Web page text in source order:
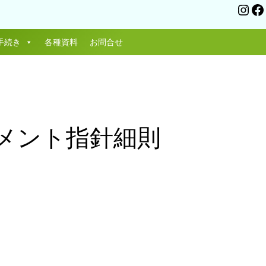
続き 各種資料 お問合せ
ント指針細則